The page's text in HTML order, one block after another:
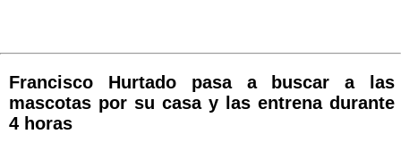
Francisco Hurtado pasa a buscar a las
mascotas por su casa y las entrena durante
4 horas